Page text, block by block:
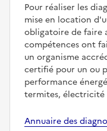
Pour réaliser les
mise en location
obligatoire de faire
compétences ont
un organisme
certifié pour un ou
performance
termites, électricité
Annuaire des